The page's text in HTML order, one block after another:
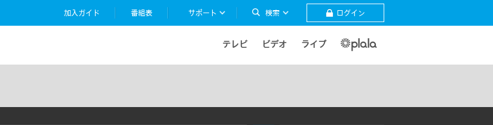
検索
加入ガイド 番組表 サポート ログイン
テレビ ビデオ ライブ